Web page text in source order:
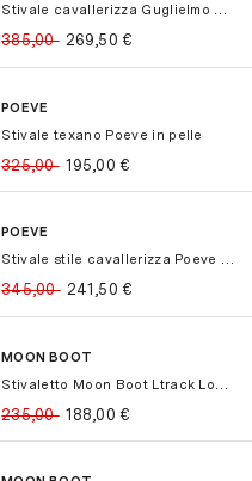
Stivale cavallerizza Guglielmo Rott...
385,00 269,50€
-40%
-40%
POEVE
Stivale texano Poeve in pelle
325,00 195,00€
-30%
-30%
POEVE
Stivale stile cavallerizza Poeve in...
345,00 241,50€
-20%
-20%
MOON BOOT
235,00 188,00€